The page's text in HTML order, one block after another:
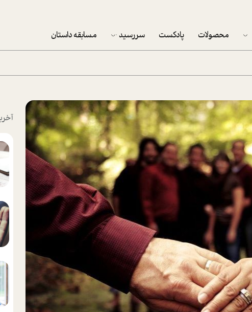
محصولات پادکست سررسید
پکيج نوروزي موفقيت
تقویم رومیزی
تقویم دیواری
مسابقه داستان